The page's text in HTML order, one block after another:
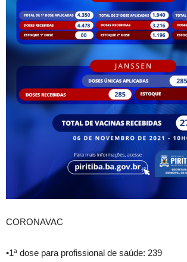
CORONAVAC
•1ª dose para profissional de saúde: 239